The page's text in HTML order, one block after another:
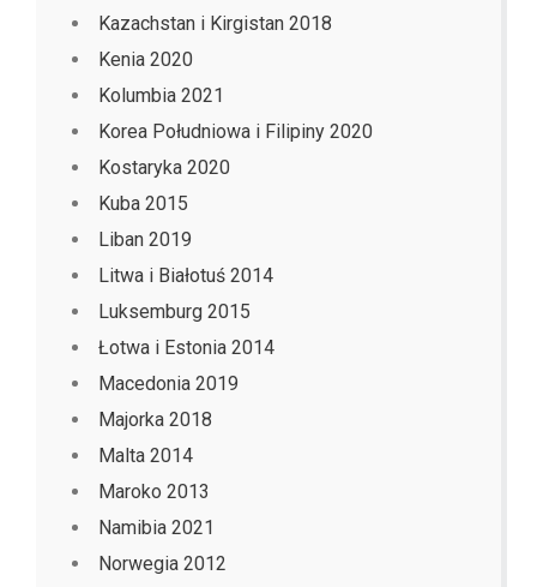
Kazachstan i Kirgistan 2018
Kenia 2020
Kolumbia 2021
Korea Południowa i Filipiny 2020
Kostaryka 2020
Kuba 2015
Liban 2019
Litwa i Białotuś 2014
Luksemburg 2015
Łotwa i Estonia 2014
Macedonia 2019
Majorka 2018
Malta 2014
Maroko 2013
Namibia 2021
Norwegia 2012